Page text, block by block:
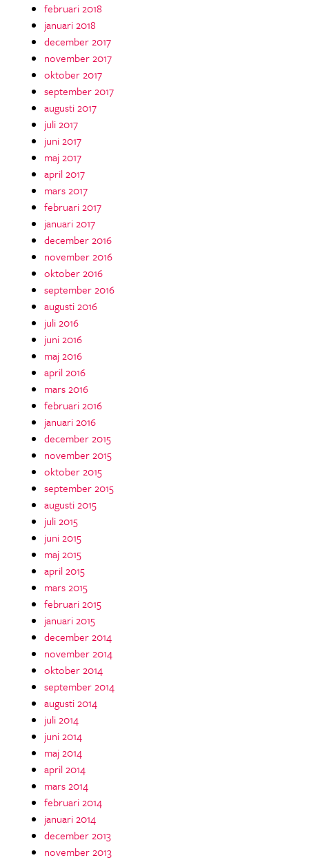
februari 2018
januari 2018
december 2017
november 2017
oktober 2017
september 2017
augusti 2017
juli 2017
juni 2017
maj 2017
april 2017
mars 2017
februari 2017
januari 2017
december 2016
november 2016
oktober 2016
september 2016
augusti 2016
juli 2016
juni 2016
maj 2016
april 2016
mars 2016
februari 2016
januari 2016
december 2015
november 2015
oktober 2015
september 2015
augusti 2015
juli 2015
juni 2015
maj 2015
april 2015
mars 2015
februari 2015
januari 2015
december 2014
november 2014
oktober 2014
september 2014
augusti 2014
juli 2014
juni 2014
maj 2014
april 2014
mars 2014
februari 2014
januari 2014
december 2013
november 2013